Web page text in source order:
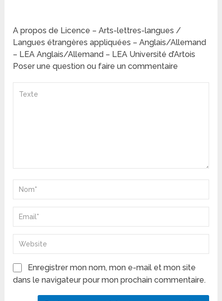
A propos de Licence – Arts-lettres-langues /
Langues étrangères appliquées – Anglais/Allemand
– LEA Anglais/Allemand – LEA Université d’Artois
Poser une question ou faire un commentaire
Enregistrer mon nom, mon e-mail et mon site
dans le navigateur pour mon prochain commentaire.